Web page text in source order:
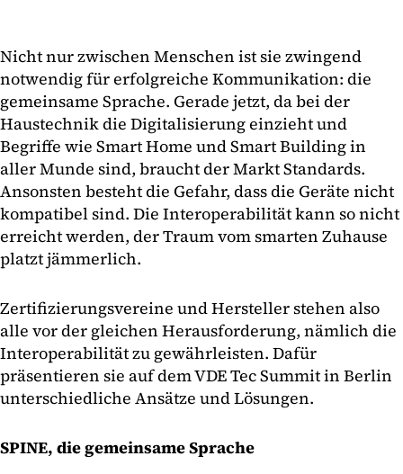
Nicht nur zwischen Menschen ist sie zwingend
notwendig für erfolgreiche Kommunikation: die
gemeinsame Sprache. Gerade jetzt, da bei der
Haustechnik die Digitalisierung einzieht und
Begriffe wie Smart Home und Smart Building in
aller Munde sind, braucht der Markt Standards.
Ansonsten besteht die Gefahr, dass die Geräte nicht
kompatibel sind. Die Interoperabilität kann so nicht
erreicht werden, der Traum vom smarten Zuhause
platzt jämmerlich.
Zertifizierungsvereine und Hersteller stehen also
alle vor der gleichen Herausforderung, nämlich die
Interoperabilität zu gewährleisten. Dafür
präsentieren sie auf dem VDE Tec Summit in Berlin
unterschiedliche Ansätze und Lösungen.
SPINE, die gemeinsame Sprache